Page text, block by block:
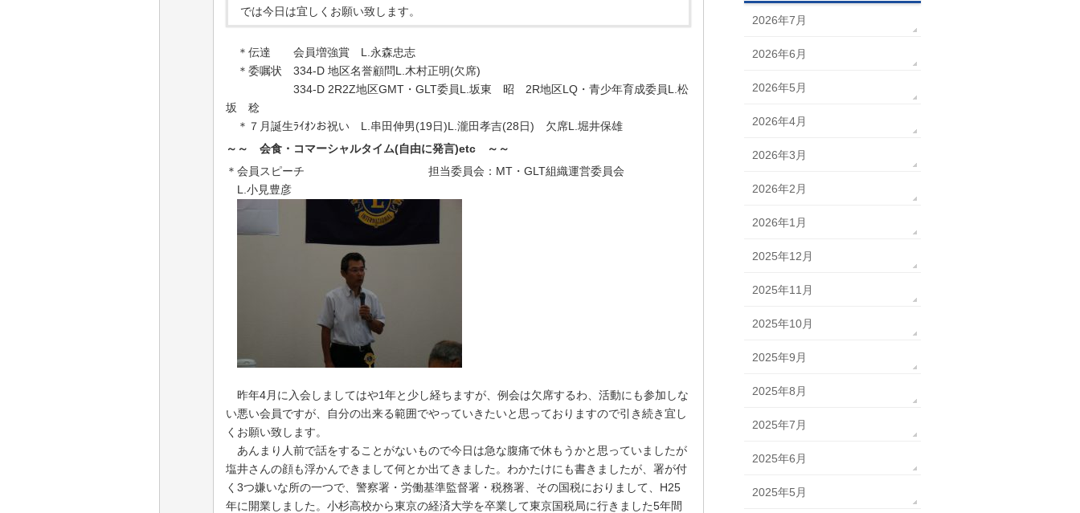
では今日は宜しくお願い致します。
＊伝達 会員増強賞 L.永森忠志
＊委嘱状 334-D 地区名誉顧問L. 木村正明(欠席)
334-D 2R2Z地区GMT ・ GLT委員L. 坂東 昭 2R地区LQ ・青少年育成委員L. 松
坂 稔
＊７月誕生ﾗｲｵﾝお祝い L.串田伸男(19日)L.瀧田孝吉(28日) 欠席L.堀井保雄
～～ 会食・コマーシャルタイム(自由に発言)etc ～～
＊会員スピーチ 担当委員会：MT・ GLT組織運営委員会
L.小見豊彦
昨年4月に入会しましてはや1年と少し経ちますが、例会は欠席するわ、活動にも参加しな
い悪い会員ですが、自分の出来る範囲でやっていきたいと思っておりますので引き続き宜し
くお願い致します。
あんまり人前で話をすることがないもので今日は急な腹痛で休もうかと思っていましたが
塩井さんの顔も浮かんできまして何とか出てきました。わかたけにも書きましたが、署が付
く 3つ嫌いな所の一つで、警察署・労働基準監督署・税務署、その国税におりまして、 H25
年に開業しました。小杉高校から東京の経済大学を卒業して東京国税局に行きました5年間
2026年7月
2026年6月
2026年5月
2026年4月
2026年3月
2026年2月
2026年1月
2025年12月
2025年11月
2025年10月
2025年9月
2025年8月
2025年7月
2025年6月
2025年5月